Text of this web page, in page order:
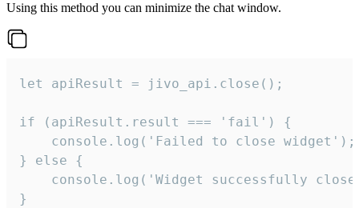
Using this method you can minimize the chat window.
let apiResult = jivo_api.close();
if (apiResult.result === 'fail') {
    console.log('Failed to close widget');
} else {
console.log('Widget successfully
}